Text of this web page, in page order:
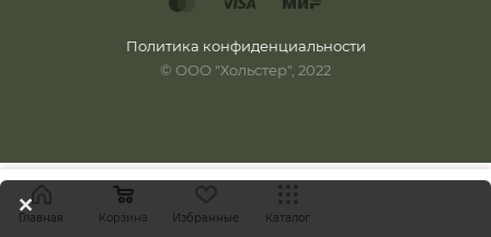
Политика конфиденциальности
© ООО "Хольстер", 2022
Главная Корзина Избранные Каталог